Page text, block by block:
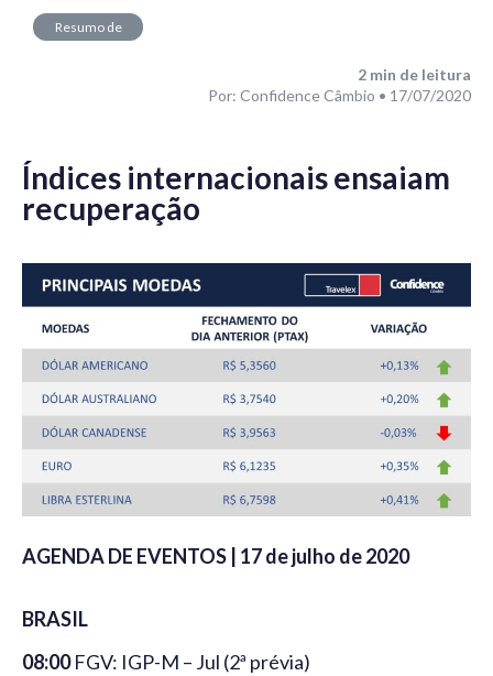
Resumo de
2 min de leitura
Por: Confidence Câmbio • 17/07/2020
Índices internacionais ensaiam
recuperação
AGENDA DE EVENTOS | 17 de julho de 2020
BRASIL
08:00FGV: IGP-M – Jul (2ª prévia)